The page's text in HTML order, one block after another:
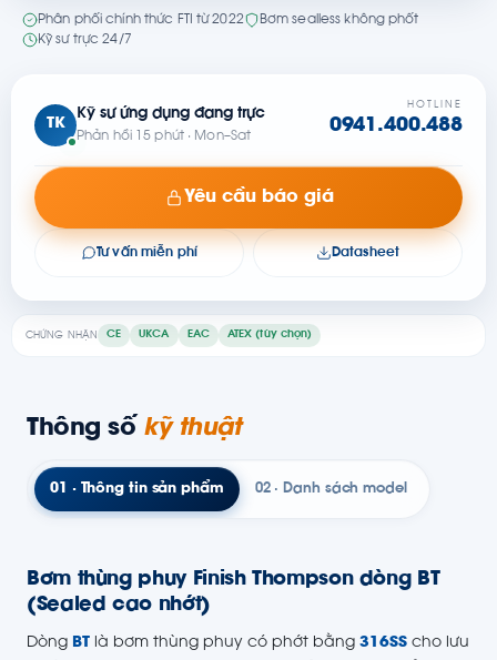
CHỨNG NHẬN CE UKCA EAC ATEX (tùy chọn)
Phân phối chính thức FTI từ 2022
Bơm sealless không phốt
Kỹ sư trực 24/7
TK
Kỹ sư ứng dụng đang trực
Phản hồi 15 phút · Mon–Sat
HOTLINE
0941.400.488
Yêu cầu báo giá
Tư vấn miễn phí Datasheet
Thông số kỹ thuật
01 · Thông tin sản phẩm 02 · Danh sách model
Bơm thùng phuy Finish Thompson dòng BT
(Sealed cao nhớt)
Dòng BT là bơm thùng phuy có phớt bằng 316SS cho lưu